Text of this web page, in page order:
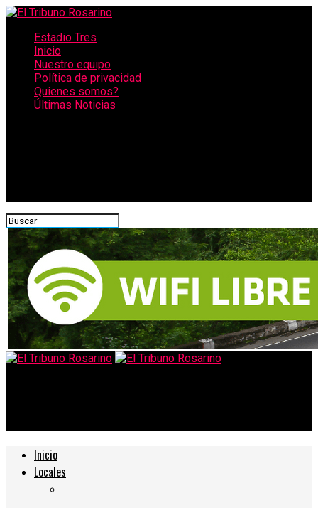
Estadio Tres
Inicio
Nuestro equipo
Política de privacidad
Quienes somos?
Últimas Noticias
Inicio
Locales